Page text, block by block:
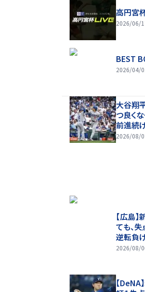
高円宮
2026/06/
BEST
2026/04/
大谷翔
つ良く
前進続
2026/08/
【広島
ても、
逆転負
2026/08/
【DeNA